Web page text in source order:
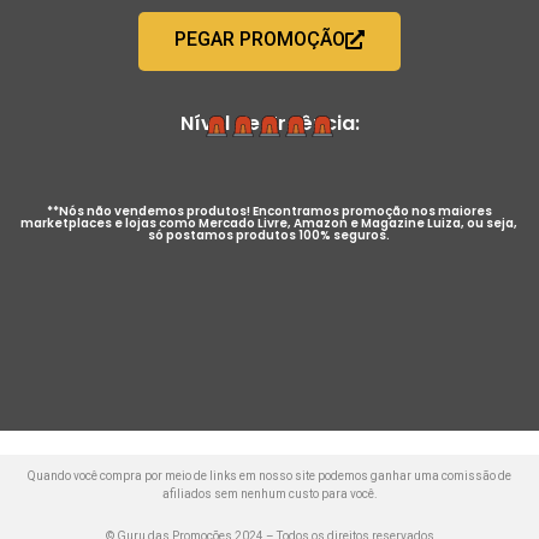
PEGAR PROMOÇÃO
Nível de Urgência:
**Nós não vendemos produtos! Encontramos promoção nos maiores
marketplaces e lojas como Mercado Livre, Amazon e Magazine Luiza, ou seja,
só postamos produtos 100% seguros.
Quando você compra por meio de links em nosso site podemos ganhar uma comissão de
afiliados sem nenhum custo para você.
© Guru das Promoções 2024 – Todos os direitos reservados